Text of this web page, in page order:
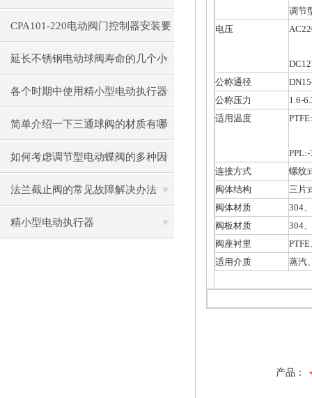
CPA101-220电动阀门控制器安装要
注意些细节？
延长不锈钢电动球阀寿命的几个小
秘诀
各个时期中使用精小型电动执行器
出现的小状况
简单介绍一下三通球阀的材质有哪
些
如何考虑调节型电动蝶阀的多种因
素
法兰截止阀的常见故障解决办法
精小型电动执行器
调节
电压
公称通径
公称压力
1.6-
适用温度
连接方式
螺纹
阀体结构
三片
阀体材质
304
阀板材质
304
阀座衬里
PTFE
适用介质
蒸汽
产品：